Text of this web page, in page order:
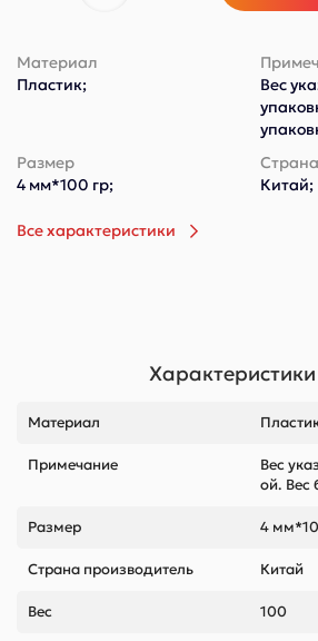
Материал
Пластик;
Вес
Размер
4 мм*100 гр;
Китай;
Все характеристики
Характеристики
Материал
Примечание
Вес
ой. Вес
Размер 4
Страна производитель Китай
Вес 100